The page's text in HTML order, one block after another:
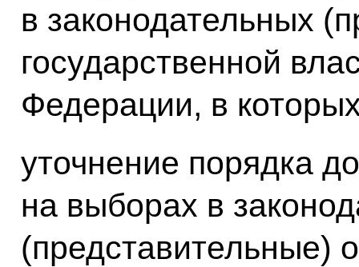
в законодательных
государственной
Федерации, в
уточнение порядка
на выборах в
(представительные)